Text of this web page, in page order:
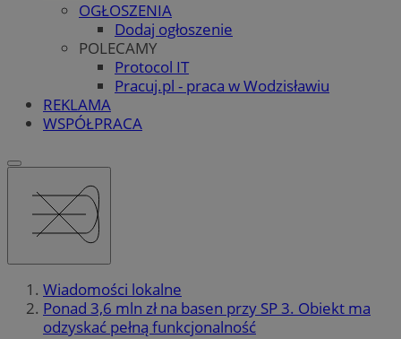
OGŁOSZENIA
Dodaj ogłoszenie
POLECAMY
Protocol IT
Pracuj.pl - praca w Wodzisławiu
REKLAMA
WSPÓŁPRACA
Wiadomości lokalne
Ponad 3,6 mln zł na basen przy SP 3. Obiekt ma
odzyskać pełną funkcjonalność